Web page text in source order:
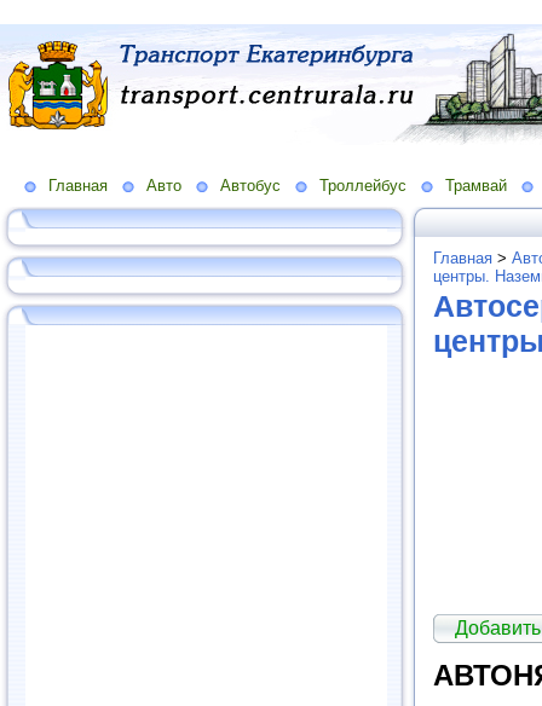
Главная Авто Автобус Троллейбус Трамвай
Главная >
центры.